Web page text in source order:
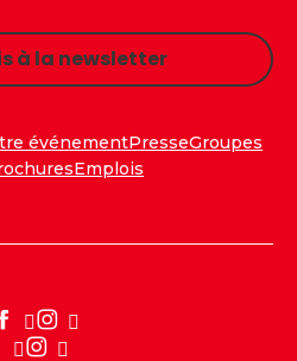
à la newsletter
événementPresseGroupes
Emplois